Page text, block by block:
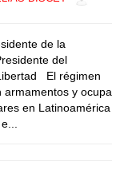
de la
del
El régimen
y ocupa
en Latinoamérica